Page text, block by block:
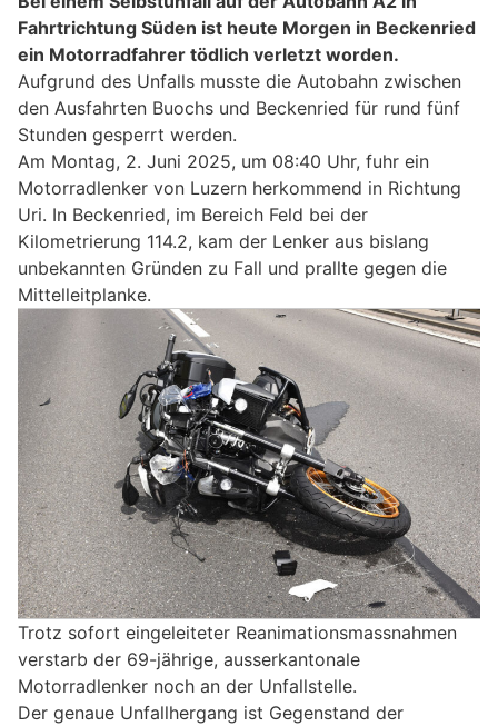
Fahrtrichtung Süden ist heute Morgen in Beckenried
ein Motorradfahrer tödlich verletzt worden.
Aufgrund des Unfalls musste die Autobahn zwischen
den Ausfahrten Buochs und Beckenried für rund fünf
Stunden gesperrt werden.
Am Montag, 2. Juni 2025, um 08:40 Uhr, fuhr ein
Motorradlenker von Luzern herkommend in Richtung
Uri. In Beckenried, im Bereich Feld bei der
Kilometrierung 114.2, kam der Lenker aus bislang
unbekannten Gründen zu Fall und prallte gegen die
Mittelleitplanke.
Trotz sofort eingeleiteter Reanimationsmassnahmen
verstarb der 69-jährige, ausserkantonale
Motorradlenker noch an der Unfallstelle.
Der genaue Unfallhergang ist Gegenstand der